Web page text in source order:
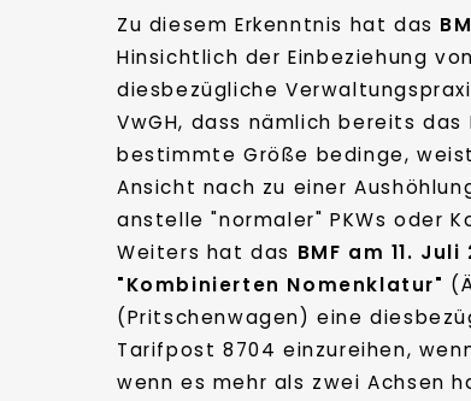
Zu diesem Erkenntnis hat das
Hinsichtlich der Einbeziehung
diesbezügliche
VwGH, dass nämlich bereits
bestimmte Größe bedinge,
Ansicht nach zu einer
anstelle "normaler" PKWs oder
Weiters hat das BMF am 11. Juli
"Kombinierten Nomenklatur"
(Pritschenwagen) eine
Tarifpost 8704 einzureihen,
wenn es mehr als zwei Achsen